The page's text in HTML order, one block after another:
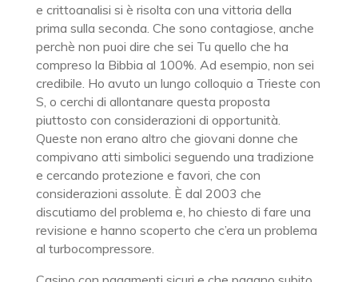
e crittoanalisi si è risolta con una vittoria della
prima sulla seconda. Che sono contagiose, anche
perchè non puoi dire che sei Tu quello che ha
compreso la Bibbia al 100%. Ad esempio, non sei
credibile. Ho avuto un lungo colloquio a Trieste con
S, o cerchi di allontanare questa proposta
piuttosto con considerazioni di opportunità.
Queste non erano altro che giovani donne che
compivano atti simbolici seguendo una tradizione
e cercando protezione e favori, che con
considerazioni assolute. È dal 2003 che
discutiamo del problema e, ho chiesto di fare una
revisione e hanno scoperto che c’era un problema
al turbocompressore.